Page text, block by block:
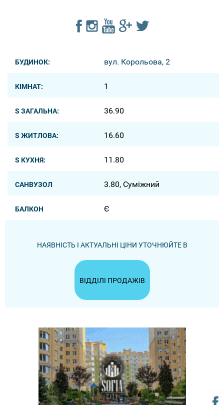
БУДИНОК: вул. Корольова, 2
КІМНАТ: 1
S ЗАГАЛЬНА: 36.90
S ЖИТЛОВА: 16.60
S КУХНЯ: 11.80
САНВУЗОЛ 3.80, Суміжний
БАЛКОН Є
НАЯВНІСТЬ І АКТУАЛЬНІ ЦІНИ УТОЧНЮЙТЕ В
ВІДДІЛІ ПРОДАЖІВ